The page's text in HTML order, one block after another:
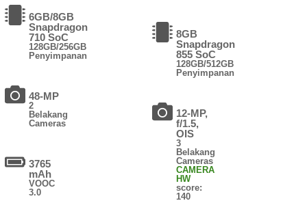
6GB/8GB
Snapdragon
710 SoC
128GB/256GB
Penyimpanan
48-MP
2
Belakang
Cameras
3765
mAh
VOOC
3.0
8GB
Snapdragon
855 SoC
128GB/512GB
Penyimpanan
12-MP,
f/1.5,
OIS
3
Belakang
Cameras
CAMERA
HW
score:
140